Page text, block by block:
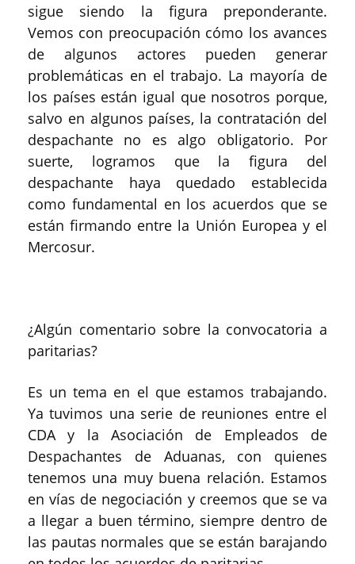
sigue siendo la figura preponderante.
Vemos con preocupación cómo los avances
de algunos actores pueden generar
problemáticas en el trabajo. La mayoría de
los países están igual que nosotros porque,
salvo en algunos países, la contratación del
despachante no es algo obligatorio. Por
suerte, logramos que la figura del
despachante haya quedado establecida
como fundamental en los acuerdos que se
están firmando entre la Unión Europea y el
Mercosur.
¿Algún comentario sobre la convocatoria a
paritarias?
Es un tema en el que estamos trabajando.
Ya tuvimos una serie de reuniones entre el
CDA y la Asociación de Empleados de
Despachantes de Aduanas, con quienes
tenemos una muy buena relación. Estamos
en vías de negociación y creemos que se va
a llegar a buen término, siempre dentro de
las pautas normales que se están barajando